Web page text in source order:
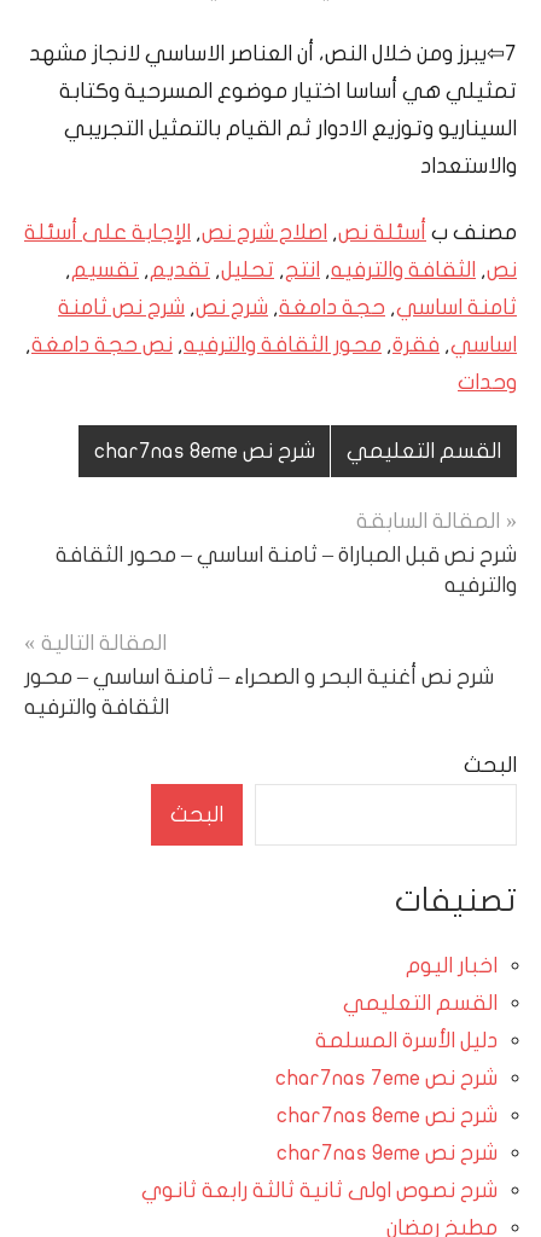
7⇦يبرز ومن خلال النص، أن العناصر الاساسي لانجاز مشهد
تمثيلي هي أساسا اختيار موضوع المسرحية وكتابة
السيناريو وتوزيع الادوار ثم القيام بالتمثيل التجريبي
والاستعداد
مصنف ب أسئلة نص, اصلاح شرح نص, الإجابة على أسئلة
نص, الثقافة والترفيه, انتج, تحليل, تقديم , تقسيم ,
ثامنة اساسي, حجة دامغة, شرح نص, شرح نص ثامنة
اساسي, فقرة, محور الثقافة والترفيه, نص حجة دامغة,
وحدات
القسم التعليمي شرح نص char7nas 8eme
تصفّح
المقالات
المقالة السابقة
شرح نص قبل المباراة – ثامنة اساسي – محور الثقافة
والترفيه
المقالة التالية
شرح نص أغنية البحر و الصحراء – ثامنة اساسي – محور
الثقافة والترفيه
البحث
البحث
تصنيفات
اخبار اليوم
القسم التعليمي
دليل الأسرة المسلمة
شرح نص char7nas 7eme
شرح نص char7nas 8eme
شرح نص char7nas 9eme
شرح نصوص اولى ثانية ثالثة رابعة ثانوي
مطبخ رمضان